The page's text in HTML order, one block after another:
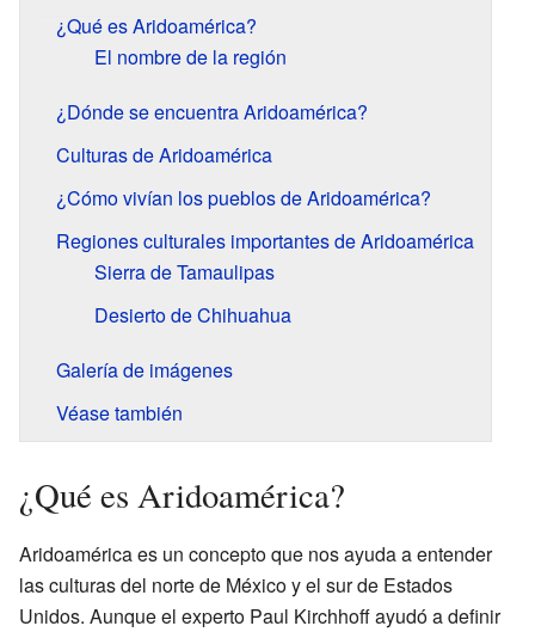
¿Qué es Aridoamérica?
El nombre de la región
¿Dónde se encuentra Aridoamérica?
Culturas de Aridoamérica
¿Cómo vivían los pueblos de Aridoamérica?
Regiones culturales importantes de Aridoamérica
Sierra de Tamaulipas
Desierto de Chihuahua
Galería de imágenes
Véase también
¿Qué es Aridoamérica?
Aridoamérica es un concepto que nos ayuda a entender
las culturas del norte de México y el sur de Estados
Unidos. Aunque el experto Paul Kirchhoff ayudó a definir